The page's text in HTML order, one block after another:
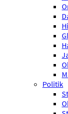
Politik